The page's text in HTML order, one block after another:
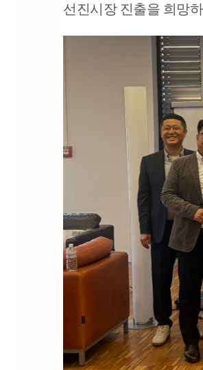
선진시장 진출을 희망